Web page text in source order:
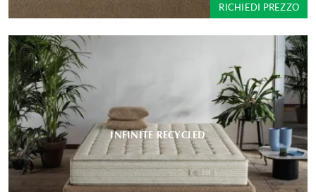
RICHIEDI PREZZO
INFINITE RECYCLED